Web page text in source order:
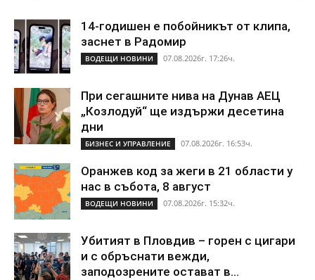
14-годишен е побойникът от клипа,
заснет в Радомир
ВОДЕЩИ НОВИНИ 07.08.2026г. 17:26ч.
При сегашните нива на Дунав АЕЦ
„Козлодуй“ ще издържи десетина
дни
БИЗНЕС И УПРАВЛЕНИЕ 07.08.2026г. 16:53ч.
Оранжев код за жеги в 21 области у
нас в събота, 8 август
ВОДЕЩИ НОВИНИ 07.08.2026г. 15:32ч.
Убитият в Пловдив – горен с цигари
и с обръснати вежди,
заподозрените остават в...